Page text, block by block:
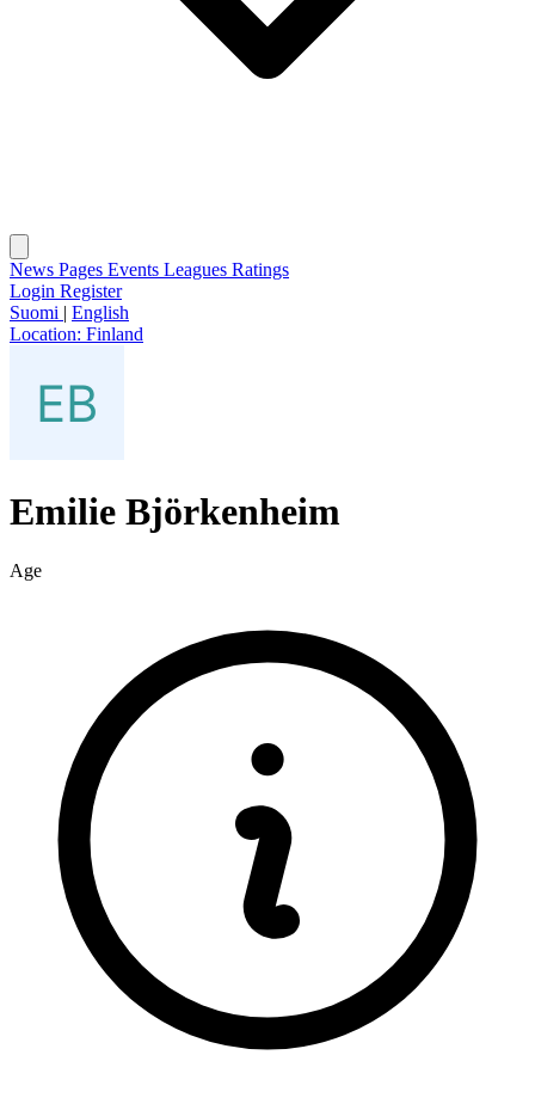
News Pages Events Leagues Ratings
Login Register
Suomi | English
Location: Finland
Emilie Björkenheim
Age